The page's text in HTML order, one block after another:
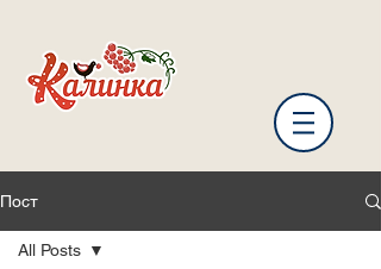
Пост
All Posts